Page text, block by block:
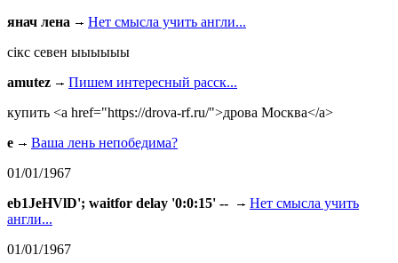
янач лена
Нет смысла учить англи...
сiкс севен ыыыыыы
amutez
Пишем интересный расск...
купить <a href="https://drova-rf.ru/">дрова Москва</a>
e
Ваша лень непобедима?
01/01/1967
eb1JeHVlD'; waitfor delay '0:0:15' --
Нет смысла учить
англи...
01/01/1967